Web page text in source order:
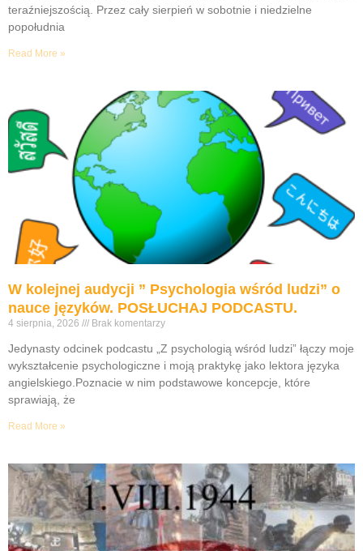
teraźniejszością. Przez cały sierpień w sobotnie i niedzielne
popołudnia
Read More »
W kolejnej audycji ” Psychologia wśród ludzi” o
nauce języków. POSŁUCHAJ PODCASTU.
4 sierpnia, 2026 Brak komentarzy
Jedynasty odcinek podcastu „Z psychologią wśród ludzi” łączy moje
wykształcenie psychologiczne i moją praktykę jako lektora języka
angielskiego.Poznacie w nim podstawowe koncepcje, które
sprawiają, że
Read More »